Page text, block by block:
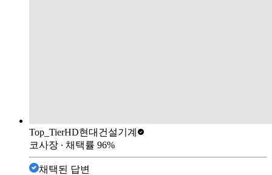
Top_TierHD현대건설기계
코사장 ∙ 채택률 96%
채택된 답변